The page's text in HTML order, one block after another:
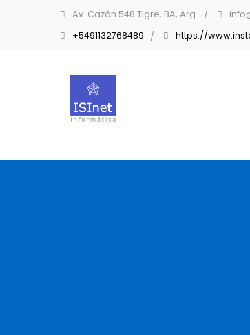
Av. Cazón 548 Tigre, BA, Arg.
+5491132768489
https://